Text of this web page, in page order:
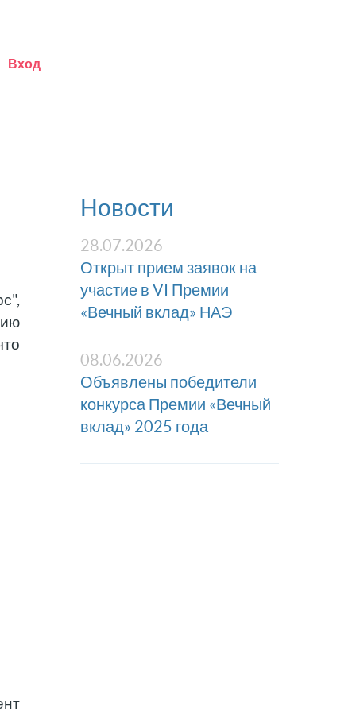
Вход
Новости
28.07.2026
Открыт прием заявок на
участие в VI Премии
«Вечный вклад» НАЭ
08.06.2026
Объявлены победители
конкурса Премии «Вечный
вклад» 2025 года